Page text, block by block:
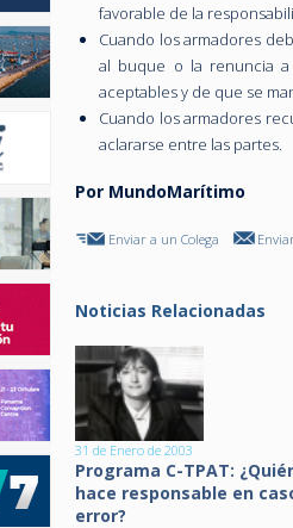
favorable de la
Cuando los armadores
al buque o la renuncia a
aceptables y de que se
Cuando los armadores
aclararse entre las partes.
Por MundoMarítimo
Enviar a un Colega
Noticias Relacionadas
31 de Enero de 2003
Programa C-TPAT:
hace responsable en
error?